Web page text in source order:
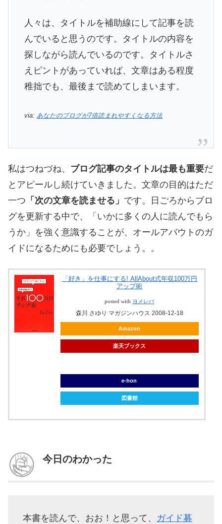
人々は、タイトルを補助線にして記事を読
んでいると思うのです。タイトルの内容を
探しながら読んでいるのです。タイトルさ
えピントがあっていれば、文章はある程度
稚拙でも、最後まで読めてしまいます。
via: あなたのブログが7倍読まれやすくなる方法
私はつねづね、 ブログ記事のタイトルは最も重要だ
とアピールし続けていきました。文章の目的はただ
一つ 「次の文章を読ませる」 です。日ごろからブロ
グを更新する中で、「いかに多くの人に読んでもら
うか」を強く意識することが、オールアバウトのガ
イドになるためにも必要でしょう。。
「好き」を仕事にする! AllAbout式年収100万円
アップ術
posted with ヨメレバ
森川 さゆり マガジンハウス 2008-12-18
Amazon
楽天ブックス
e-hon
図書館
今日のわかった
本書を読んで、おお！と思って、 ガイド募